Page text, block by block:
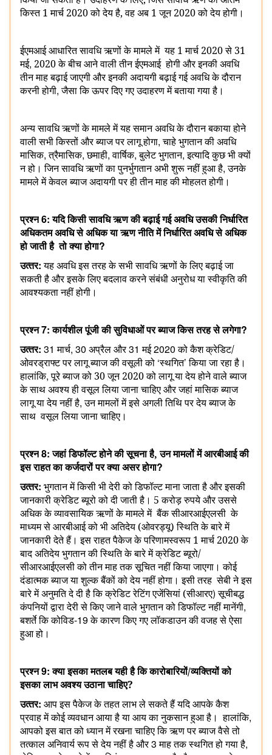
किस्त 1 मार्च 2020 को देय है, वह अब 1 जून 2020 को देय होगी।
ईएमआई आधारित सावधि ऋणों के मामले में यह 1 मार्च 2020 से 31
मई, 2020 के बीच आने वाली तीन ईएमआई होगी और इनकी अवधि
तीन माह बढ़ाई जाएगी और इनकी अदायगी बढ़ाई गई अवधि के दौरान
करनी होगी,जैसा कि ऊपर दिए गए उदाहरण में बताया गया है।
अन्य सावधि ऋणों के मामले में यह समान अवधि के दौरान बकाया होने
वाली सभी किस्‍तों और ब्याज पर लागू होगा,चाहे भुगतान की अवधि
मासिक,त्रैमासिक,छमाही,वार्षिक,बुलेट भुगतान,इत्यादि कुछ भी क्‍यों
न हो। जिन सावधि ऋणों का पुनर्भुगतान अभी शुरू नहीं हुआ है,उनके
मामले में केवल ब्याज अदायगी पर ही तीन माह की मोहलत होगी।
प्रश्‍न6:यदि किसी सावधि ऋण की बढ़ाई गई अवधि उसकी निर्धारित
अधिकतम अवधि से अधिक या ऋण नीति में निर्धारित अवधि से अधिक
हो जाती है तो क्या होगा?
उत्‍तर:यहअवधिइस तरह के सभी सावधि ऋणों के लिए बढ़ाई जा
सकती है और इसके लिए बदलाव करने संबंधी अनुरोध या स्‍वी‍कृति की
आवश्यकता नहीं होगी।
प्रश्‍न7:कार्यशील पूंजी की सुविधाओं पर ब्याज किस तरह से लगेगा?
उत्‍तर: 31मार्च, 30 अप्रैल और31मई2020को कैश क्रेडिट/
ओवरड्राफ्ट पर लागू ब्याज की वसूली को ‘स्थगित’किया जा रहा है।
हालांकि,पूरे ब्याज को 30 जून 2020 को लागू या देय होने वाले ब्याज
के साथ अवश्‍य ही वसूल लिया जाना चाहिए और जहां मासिक ब्याज
लागू या देय नहीं है,उन मामलों में इसे अगली तिथि पर देय ब्याज के
साथ वसूल लिया जाना चाहिए।
प्रश्‍न8:जहां डिफॉल्‍ट होने की सूचना है, उन मामलों में आरबीआई की
इस राहत का कर्जदारों पर क्‍या असर होगा?
उत्‍तर: भुगतान में किसी भी देरी को डिफॉल्ट माना जाता है और इसकी
जानकारी क्रेडिट ब्यूरो को दी जाती है। 5 करोड़ रुपये और उससे
अधिक के व्यावसायि‍क ऋणों के मामले में बैंक सीआरआईएलसी के
माध्यम से आरबीआई को भी अतिदेय (ओवरड्यू) स्थिति के बारे में
जानकारी देते हैं। इस राहत पैकेज के परिणामस्वरूप 1 मार्च 2020 के
बाद अतिदेय भुगतान की स्थिति के बारे में क्रेडिट ब्यूरो/
सीआरआईएलसीको तीन माह तक सूचित नहीं किया जाएगा। कोई
दंडात्मक ब्याज या शुल्क बैंकों को देय नहीं होगा। इसी तरह सेबी ने इस
बारे में अनुमति दे दी है कि क्रेडिट रेटिंग एजेंसियां (सीआरए)सूचीबद्ध
कंपनियों द्वारा देरी से किए जाने वाले भुगतान को डिफॉल्ट नहीं मानेंगी,
बशर्ते कि कोविड-19के कारण किए गए लॉकडाउन की वजह से ऐसा
हुआ हो।
प्रश्‍न9:क्‍या इसका मतलब यही है कि कारोबारियों/व्यक्तियों को
इसका लाभ अवश्‍य उठाना चाहिए?
उत्‍तर: आप इस पैकेज के तहत लाभ ले सकते हैं यदि आपके कैश
प्रवाह में कोई व्यवधान आया है या आय का नुकसान हुआ है। हालांकि,
आपको इस बात को ध्यान में रखना चाहिए कि ऋण पर ब्याजवैसे तो
तत्‍काल अनिवार्य रूप से देय नहीं है और3माह तक स्थगित हो गया है,